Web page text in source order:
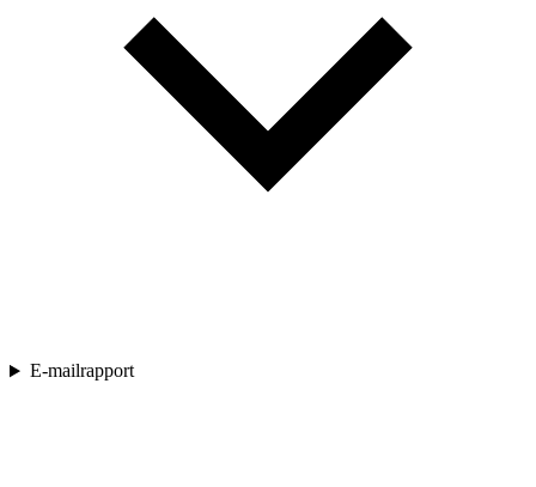
E-mailrapport